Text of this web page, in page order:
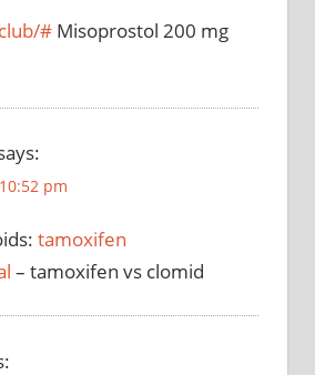
# Misoprostol 200 mg
pm
tamoxifen
– tamoxifen vs clomid